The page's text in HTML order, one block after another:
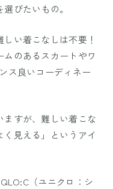
びたいもの。
い着こなしは不要！
のあるスカートやワ
ス良いコーディネー
ますが、難しい着こな
見える」というアイ
（ユニクロ：シ